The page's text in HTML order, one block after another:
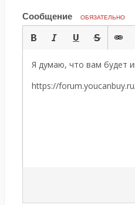
Сообщение ОБЯЗАТЕЛЬНО
Я думаю, что вам будет
https://